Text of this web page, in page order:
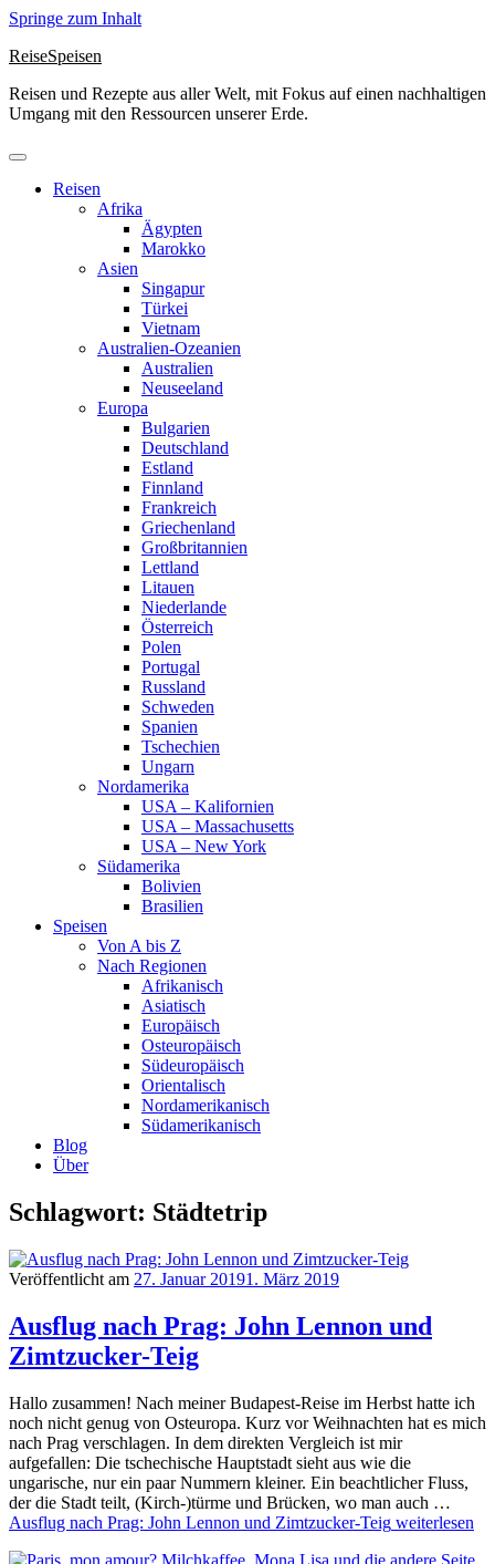
Springe zum Inhalt
ReiseSpeisen
Reisen und Rezepte aus aller Welt, mit Fokus auf einen nachhaltigen
Umgang mit den Ressourcen unserer Erde.
Reisen
Afrika
Ägypten
Marokko
Asien
Singapur
Türkei
Vietnam
Australien-Ozeanien
Australien
Neuseeland
Europa
Bulgarien
Deutschland
Estland
Finnland
Frankreich
Griechenland
Großbritannien
Lettland
Litauen
Niederlande
Österreich
Polen
Portugal
Russland
Schweden
Spanien
Tschechien
Ungarn
Nordamerika
USA – Kalifornien
USA – Massachusetts
USA – New York
Südamerika
Bolivien
Brasilien
Speisen
Von A bis Z
Nach Regionen
Afrikanisch
Asiatisch
Europäisch
Osteuropäisch
Südeuropäisch
Orientalisch
Nordamerikanisch
Südamerikanisch
Blog
Über
Schlagwort: Städtetrip
Veröffentlicht am 27. Januar 20191. März 2019
Ausflug nach Prag: John Lennon und
Zimtzucker-Teig
Hallo zusammen! Nach meiner Budapest-Reise im Herbst hatte ich
noch nicht genug von Osteuropa. Kurz vor Weihnachten hat es mich
nach Prag verschlagen. In dem direkten Vergleich ist mir
aufgefallen: Die tschechische Hauptstadt sieht aus wie die
ungarische, nur ein paar Nummern kleiner. Ein beachtlicher Fluss,
der die Stadt teilt, (Kirch-)türme und Brücken, wo man auch …
Ausflug nach Prag: John Lennon und Zimtzucker-Teig weiterlesen